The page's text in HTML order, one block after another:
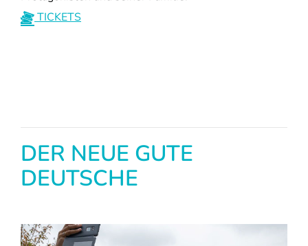
TICKETS
DER NEUE GUTE
DEUTSCHE